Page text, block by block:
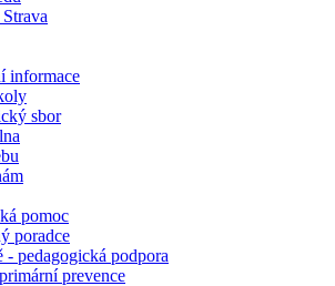
informace
sbor
pomoc
poradce
- pedagogická podpora
prevence